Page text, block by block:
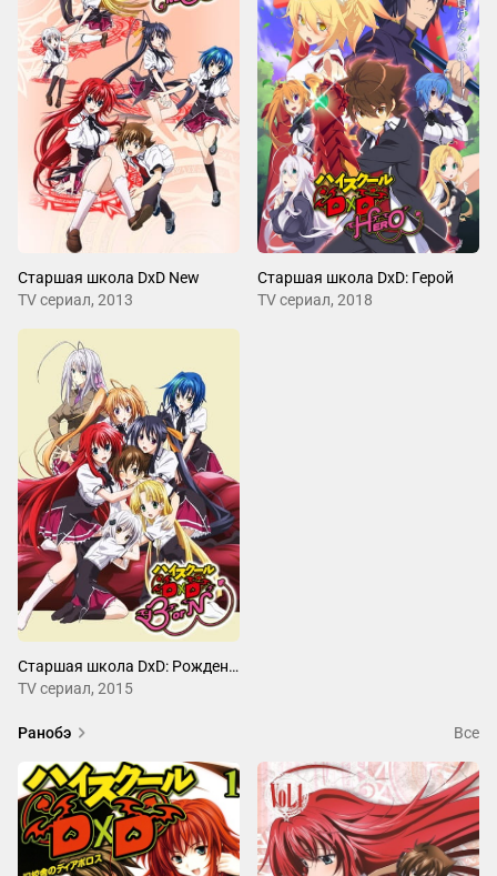
Старшая школа DxD New
ТV сериал, 2013
Старшая школа DxD: Герой
ТV сериал, 2018
Старшая школа DxD: Рождение
ТV сериал, 2015
Ранобэ Все